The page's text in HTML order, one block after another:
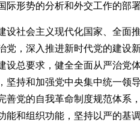
际形势的分析和外交工作的部署
设社会主义现代化国家、全面
党，深入推进新时代党的建设
设总要求，健全全面从严治党
坚持和加强党中央集中统一领
善党的自我革命制度规范体系
能和组织功能，坚持以严的基